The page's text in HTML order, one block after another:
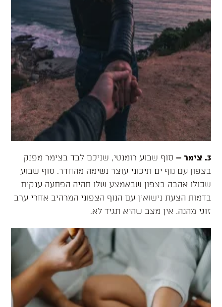
3. צימר – סוף שבוע רומנטי, שניכם לבד בצימר מפנק
בצפון עם נוף ים תיכוני עוצר נשימה מהחדר. סוף שבוע
שכולו אהבה בצפון שבאמצע שלו תהיה הפתעה ענקית
בדמות הצעת נישואין עם הנוף הצפוני המרהיב אחרי ערב
זוגי מהנה. אין מצב שהיא תגיד לא.